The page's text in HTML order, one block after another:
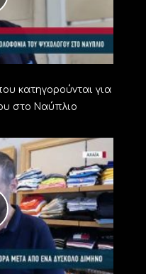
κατηγορούνται για
στο Ναύπλιο